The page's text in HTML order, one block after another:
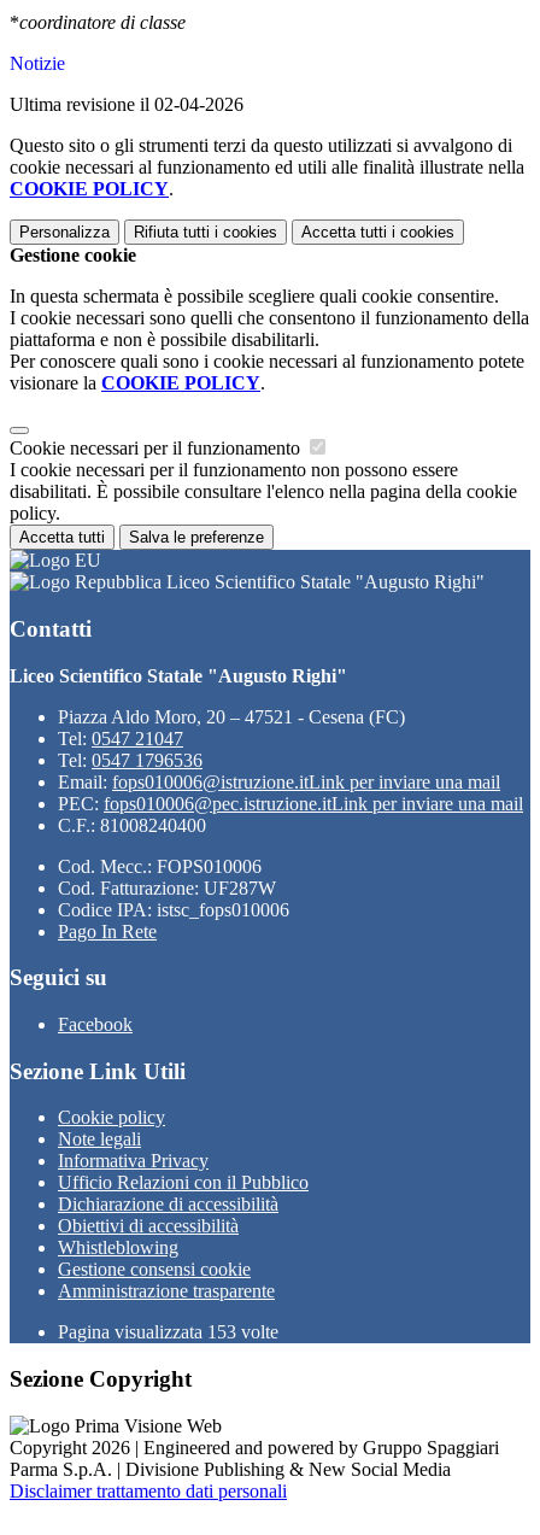
*coordinatore di classe
Notizie
Ultima revisione il 02-04-2026
Questo sito o gli strumenti terzi da questo utilizzati si avvalgono di
cookie necessari al funzionamento ed utili alle finalità illustrate nella
COOKIE POLICY.
Personalizza Rifiuta tutti i cookies Accetta tutti i cookies
Gestione cookie
In questa schermata è possibile scegliere quali cookie consentire.
I cookie necessari sono quelli che consentono il funzionamento della
piattaforma e non è possibile disabilitarli.
Per conoscere quali sono i cookie necessari al funzionamento potete
visionare la COOKIE POLICY.
Cookie necessari per il funzionamento
I cookie necessari per il funzionamento non possono essere
disabilitati. È possibile consultare l'elenco nella pagina della cookie
policy.
Accetta tutti Salva le preferenze
Liceo Scientifico Statale "Augusto Righi"
Contatti
Liceo Scientifico Statale "Augusto Righi"
Piazza Aldo Moro, 20 – 47521 - Cesena (FC)
Tel: 0547 21047
Tel: 0547 1796536
Email: fops010006@istruzione.itLink per inviare una mail
PEC: fops010006@pec.istruzione.itLink per inviare una mail
C.F.: 81008240400
Cod. Mecc.: FOPS010006
Cod. Fatturazione: UF287W
Codice IPA: istsc_fops010006
Pago In Rete
Seguici su
Facebook
Sezione Link Utili
Cookie policy
Note legali
Informativa Privacy
Ufficio Relazioni con il Pubblico
Dichiarazione di accessibilità
Obiettivi di accessibilità
Whistleblowing
Gestione consensi cookie
Amministrazione trasparente
Pagina visualizzata 153 volte
Sezione Copyright
Copyright 2026 | Engineered and powered by Gruppo Spaggiari
Parma S.p.A. | Divisione Publishing & New Social Media
Disclaimer trattamento dati personali